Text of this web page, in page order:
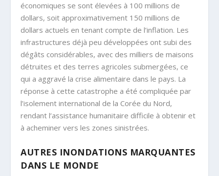
économiques se sont élevées à 100 millions de
dollars, soit approximativement 150 millions de
dollars actuels en tenant compte de l’inflation. Les
infrastructures déjà peu développées ont subi des
dégâts considérables, avec des milliers de maisons
détruites et des terres agricoles submergées, ce
qui a aggravé la crise alimentaire dans le pays. La
réponse à cette catastrophe a été compliquée par
l’isolement international de la Corée du Nord,
rendant l’assistance humanitaire difficile à obtenir et
à acheminer vers les zones sinistrées.
AUTRES INONDATIONS MARQUANTES
DANS LE MONDE